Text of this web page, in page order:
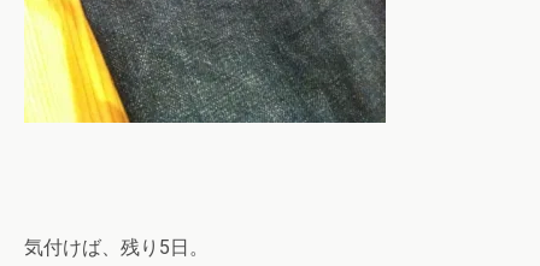
気付けば、残り5日。